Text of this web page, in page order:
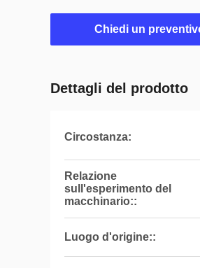
Chiedi un
Dettagli del prodotto
Circostanza:
Relazione
sull'esperimento del
macchinario::
Luogo d'origine::